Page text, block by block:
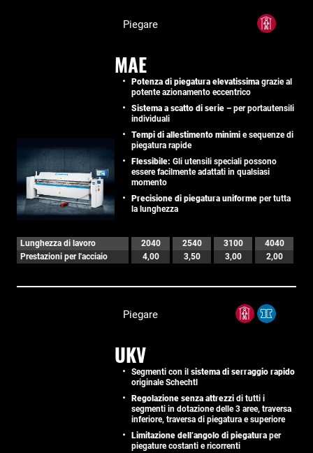
Piegare
MAE
Potenza di piegatura elevatissima grazie al
potente azionamento eccentrico
Sistema a scatto di serie – per portautensili
individuali
Tempi di allestimento minimi e sequenze di
piegatura rapide
Flessibile: Gli utensili speciali possono
essere facilmente adattati in qualsiasi
momento
Precisione di piegatura uniforme per tutta
la lunghezza
Lunghezza di lavoro 2040 2540 3100
4040
Prestazioni per l'acciaio
4,00 3,50 3,00 2,00
Piegare
UKV
Segmenti con il sistema di serraggio rapido
originale Schechtl
Regolazione senza attrezzi di tutti i
segmenti in dotazione delle 3 aree, traversa
inferiore, traversa di piegatura e superiore
Limitazione dell’angolo di piegatura per
piegature costanti e ricorrenti